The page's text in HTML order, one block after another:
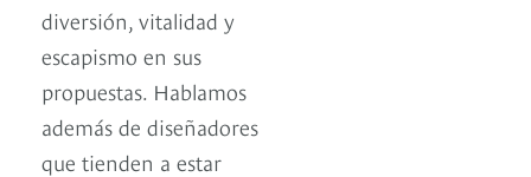
diversión, vitalidad y
escapismo en sus
propuestas. Hablamos
además de diseñadores
que tienden a estar